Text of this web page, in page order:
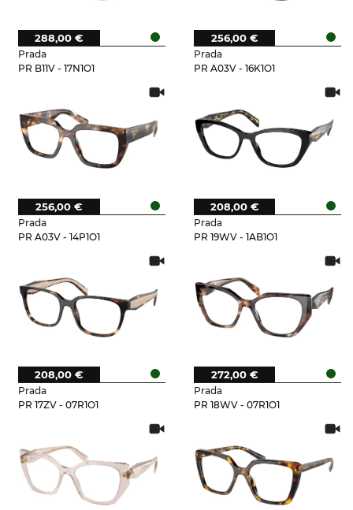
Prada
PR B11V - 17N1O1
288,00 €
Prada
PR A03V - 16K1O1
256,00 €
Prada
PR A03V - 14P1O1
256,00 €
Prada
PR 19WV - 1AB1O1
208,00 €
Prada
PR 17ZV - 07R1O1
208,00 €
Prada
PR 18WV - 07R1O1
272,00 €